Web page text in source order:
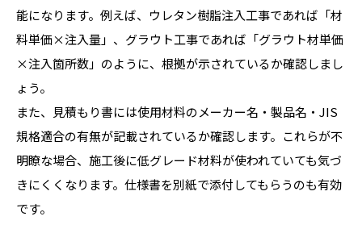
能になります。例えば、ウレタン樹脂注入工事であれば「材
料単価×注入量」、グラウト工事であれば「グラウト材単価
×注入箇所数」のように、根拠が示されているか確認しまし
ょう。
また、見積もり書には使用材料のメーカー名・製品名・JIS
規格適合の有無が記載されているか確認します。これらが不
明瞭な場合、施工後に低グレード材料が使われていても気づ
きにくくなります。仕様書を別紙で添付してもらうのも有効
です。